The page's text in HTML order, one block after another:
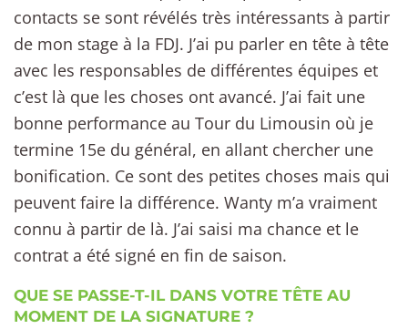
contacts se sont révélés très intéressants à partir
de mon stage à la FDJ. J’ai pu parler en tête à tête
avec les responsables de différentes équipes et
c’est là que les choses ont avancé. J’ai fait une
bonne performance au Tour du Limousin où je
termine 15e du général, en allant chercher une
bonification. Ce sont des petites choses mais qui
peuvent faire la différence. Wanty m’a vraiment
connu à partir de là. J’ai saisi ma chance et le
contrat a été signé en fin de saison.
QUE SE PASSE-T-IL DANS VOTRE TÊTE AU
MOMENT DE LA SIGNATURE ?